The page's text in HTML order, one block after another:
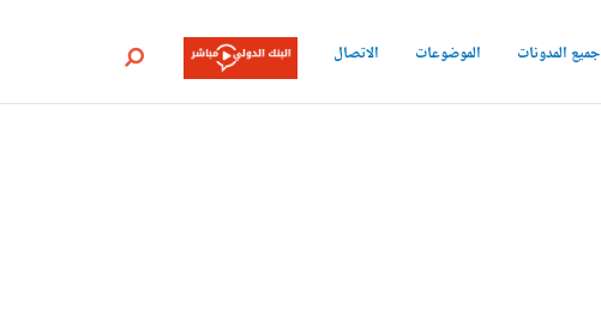
جميع المدونات الموضوعات الاتصال بحث